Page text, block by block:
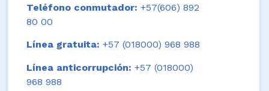
Teléfono conmutador: +57(606) 892
80 00
Línea gratuita: +57 (018000) 968 988
Línea anticorrupción: +57 (018000)
968 988